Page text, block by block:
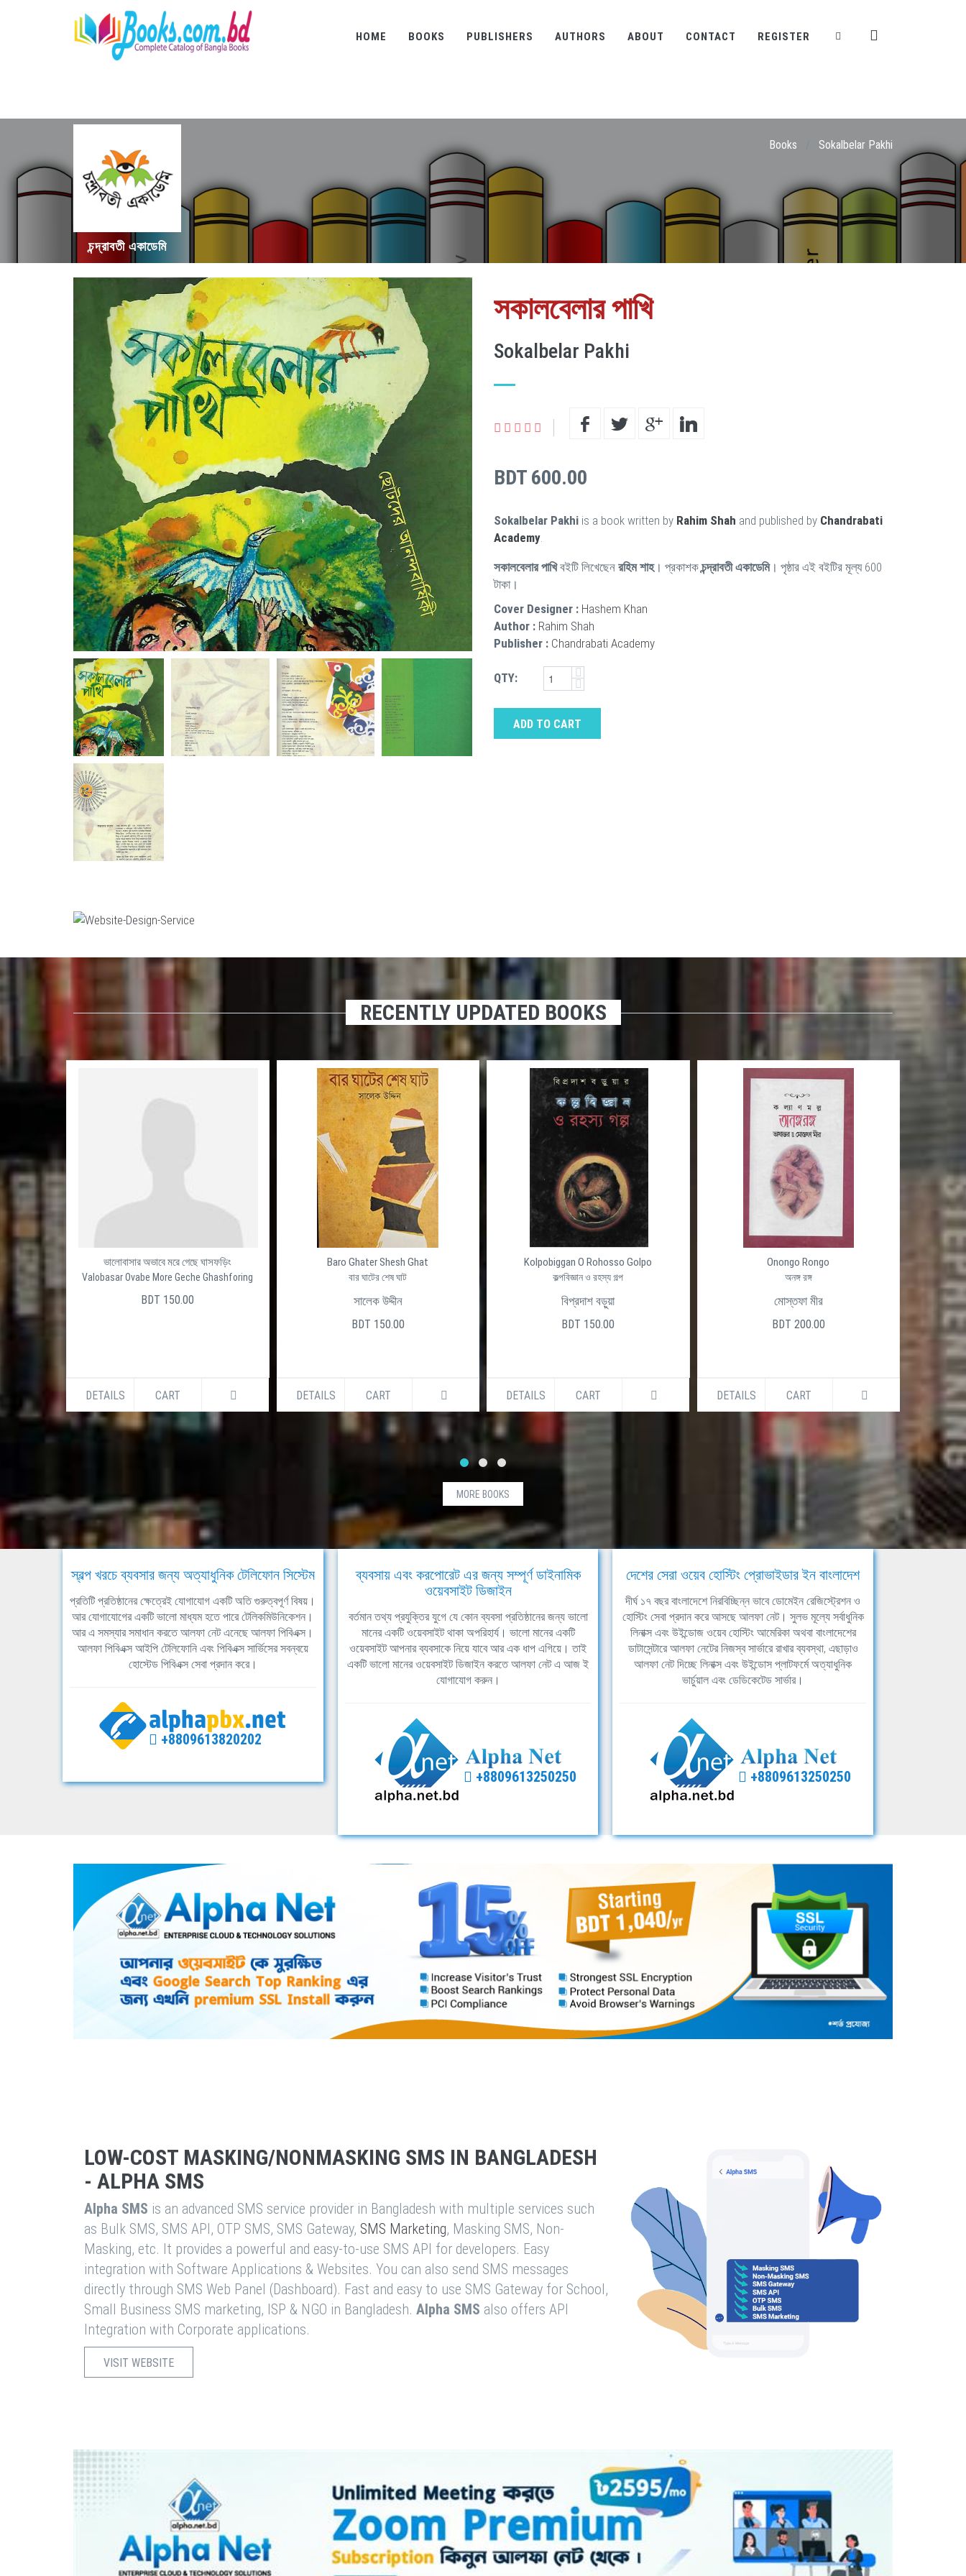
HOME BOOKS PUBLISHERS AUTHORS ABOUT CONTACT REGISTER
চন্দ্রাবতী একাডেমি
Books Sokalbelar Pakhi
সকালবেলার পাখি
Sokalbelar Pakhi
BDT 600.00
Sokalbelar Pakhi is a book written by Rahim Shah and published by Chandrabati
Academy.
সকালবেলার পাখিবইটি লিখেছেন রহিম শাহ। প্রকাশকচন্দ্রাবতী একাডেমি। পৃষ্ঠার এই বইটির মূল্য 600
টাকা।
Cover Designer : Hashem Khan
Author : Rahim Shah
Publisher : Chandrabati Academy
QTY:
ADD TO CART
RECENTLY UPDATED BOOKS
ভালোবাসার অভাবে মরে গেছে ঘাসফড়িং
Valobasar Ovabe More Geche Ghashforing
BDT 150.00
DETAILS CART
Baro Ghater Shesh Ghat
বার ঘাটের শেষ ঘাট
সালেক উদ্দীন
BDT 150.00
DETAILS CART
Kolpobiggan O Rohosso Golpo
কল্পবিজ্ঞান ও রহস্য গল্প
বিপ্রদাশ বড়ুয়া
BDT 150.00
DETAILS CART
Onongo Rongo
অনঙ্গ রঙ্গ
মোস্তফা মীর
BDT 200.00
DETAILS CART DETAILS
MORE BOOKS
স্বল্প খরচে ব্যবসার জন্য অত্যাধুনিক টেলিফোন সিস্টেম
প্রতিটি প্রতিষ্ঠানের ক্ষেত্রেই যোগাযোগ একটি অতি গুরুত্বপূর্ণ বিষয়।
আর যোগাযোগের একটি ভালো মাধ্যম হতে পারে টেলিকমিউনিকেশন।
আর এ সমস্যার সমাধান করতে আলফা নেট এনেছে আলফা পিবিএক্স।
আলফা পিবিএক্স আইপি টেলিফোনি এবং পিবিএক্স সার্ভিসের সবন্বয়ে
হোস্টেড পিবিএক্স সেবা প্রদান করে।
+8809613820202
ব্যবসায় এবং করপোরেট এর জন্য সম্পূর্ণ ডাইনামিক
ওয়েবসাইট ডিজাইন
বর্তমান তথ্য প্রযুক্তির যুগে যে কোন ব্যবসা প্রতিষ্ঠানের জন্য ভালো
মানের একটি ওয়েবসাইট থাকা অপরিহার্য। ভালো মানের একটি
ওয়েবসাইট আপনার ব্যবসাকে নিয়ে যাবে আর এক ধাপ এগিয়ে। তাই
একটি ভালো মানের ওয়েবসাইট ডিজাইন করতে আলফা নেট এ আজ ই
যোগাযোগ করুন।
+8809613250250
দেশের সেরা ওয়েব হোস্টিং প্রোভাইডার ইন বাংলাদেশ
দীর্ঘ ১৭ বছর বাংলাদেশে নিরবিচ্ছিন্ন ভাবে ডোমেইন রেজিস্ট্রেশন ও
হোস্টিং সেবা প্রদান করে আসছে আলফা নেট। সুলভ মূল্যে সর্বাধুনিক
লিনাক্স এবং উইন্ডোজ ওয়েব হোস্টিং আমেরিকা অথবা বাংলাদেশের
ডাটাসেন্টারে আলফা নেটের নিজস্ব সার্ভারে রাখার ব্যবস্থা, এছাড়াও
আলফা নেট দিচ্ছে লিনাক্স এবং উইন্ডোস প্লাটফর্মে অত্যাধুনিক
ভার্চুয়াল এবং ডেডিকেটেড সার্ভার।
+8809613250250
LOW-COST MASKING/NONMASKING SMS IN BANGLADESH
- ALPHA SMS
Alpha SMS is an advanced SMS service provider in Bangladesh with multiple services such
as Bulk SMS, SMS API, OTP SMS, SMS Gateway, SMS Marketing, Masking SMS, Non-
Masking, etc. It provides a powerful and easy-to-use SMS API for developers. Easy
integration with Software Applications & Websites. You can also send SMS messages
directly through SMS Web Panel (Dashboard). Fast and easy to use SMS Gateway for School,
Small Business SMS marketing, ISP & NGO in Bangladesh. Alpha SMS also offers API
Integration with Corporate applications.
VISIT WEBSITE